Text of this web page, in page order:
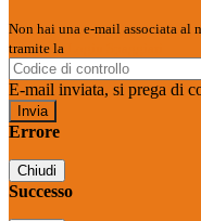
Non hai una e-mail associata al
tramite la
E-mail inviata, si prega di
Errore
Chiudi
Successo